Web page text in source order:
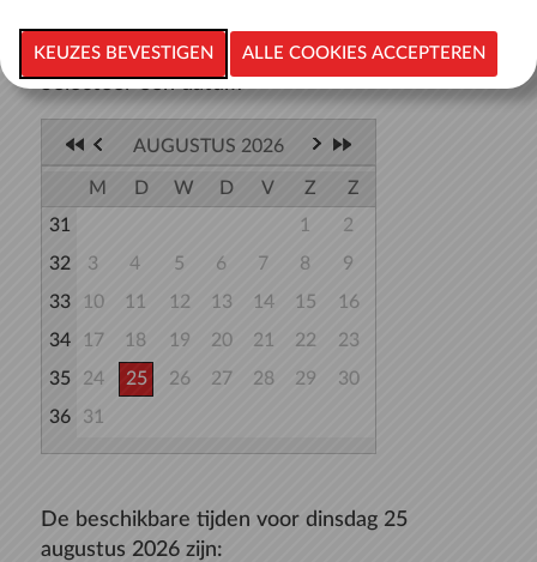
Selecteer een datum
AUGUSTUS 2026
M D W D V Z
Z
31
1
2
32
3 4 5 6 7 8
9
33
10 11 12 13 14 15
16
34
17 18 19 20 21 22
23
35
24 25 26 27 28 29
30
36
31
De beschikbare tijden voor dinsdag 25
augustus 2026 zijn: